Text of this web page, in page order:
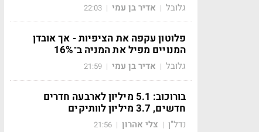
גלובל | אדיר בן עמי |
22:03
פלוטון עקפה את הציפיות - אך אובדן
המנויים מפיל את המניה ב־16%
גלובל | אדיר בן עמי |
21:59
בורוכוב: 5.1 מיליון לארבעה חדרים
חדשים, 3.7 מיליון לוותיקים
נדל"ן | צלי אהרון |
21:56